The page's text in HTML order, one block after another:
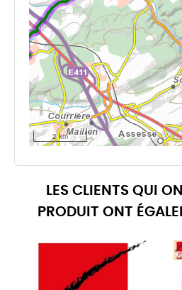
LES CLIENTS QUI
PRODUIT ONT